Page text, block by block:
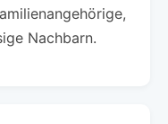
Nachbarn.